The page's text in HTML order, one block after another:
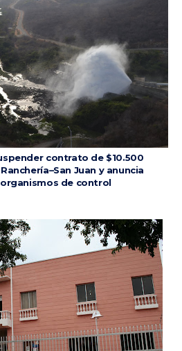
contrato de $10.500
Juan y anuncia
de control